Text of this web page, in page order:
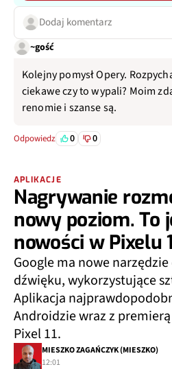
Dodaj komentarz
~gość
Kolejny pomysł Opery.
ciekawe czy to wypali? Moim
renomie i szanse są.
Odpowiedz 0 0
APLIKACJE
Nagrywanie
nowy poziom. To
nowości w Pixelu
Google ma nowe
dźwięku, wykorzystujące
Aplikacja
Androidzie wraz z
Pixel 11.
MIESZKO ZAGAŃCZYK (MIESZKO)
12:01